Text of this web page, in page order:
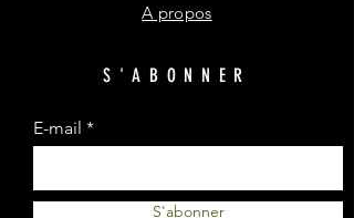
A propos
S'ABONNER
E-mail
S'abonner